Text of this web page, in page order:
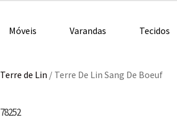
Móveis Varandas Tecidos
Terre de Lin / Terre De Lin Sang De Boeuf
78252